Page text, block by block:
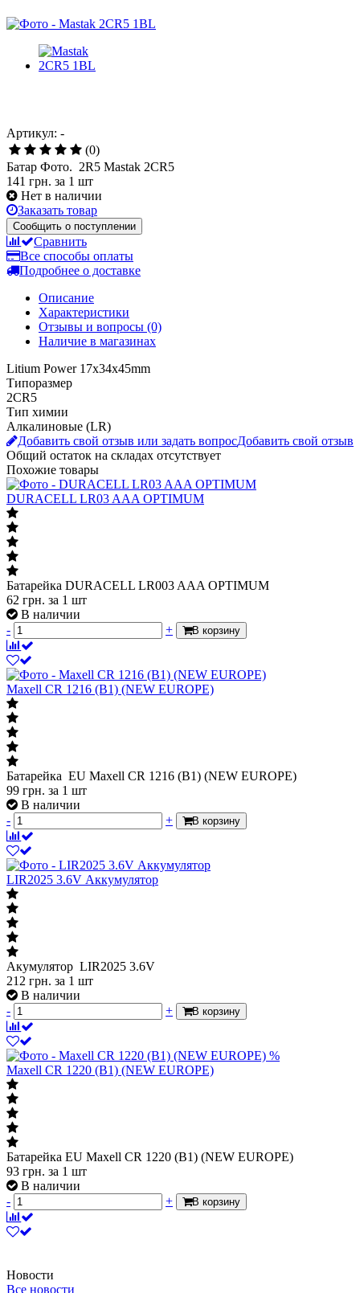
Артикул: -
(0)
Батар Фото. 2R5 Mastak 2CR5
141 грн. за 1 шт
Нет в наличии
Заказать товар
Сообщить о поступлении
Сравнить
Все способы оплаты
Подробнее о доставке
Описание
Характеристики
Отзывы и вопросы (0)
Наличие в магазинах
Litium Power 17x34x45mm
Типоразмер
2CR5
Тип химии
Алкалиновые (LR)
Добавить свой отзыв или задать вопросДобавить свой отзыв
Общий остаток на складах отсутствует
Похожие товары
DURACELL LR03 AAA OPTIMUM
Батарейка DURACELL LR003 AAA OPTIMUM
62 грн. за 1 шт
В наличии
-
+ В корзину
Maxell CR 1216 (B1) (NEW EUROPE)
Батарейка EU Maxell CR 1216 (B1) (NEW EUROPE)
99 грн. за 1 шт
В наличии
-
+ В корзину
LIR2025 3.6V Аккумулятор
Акумулятор LIR2025 3.6V
212 грн. за 1 шт
В наличии
-
+ В корзину
%
Maxell CR 1220 (B1) (NEW EUROPE)
Батарейка EU Maxell CR 1220 (B1) (NEW EUROPE)
93 грн. за 1 шт
В наличии
-
+ В корзину
Новости
Все новости